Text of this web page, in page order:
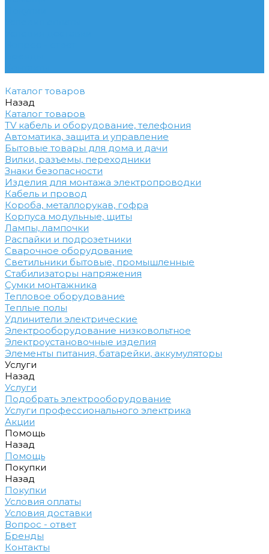
Каталог товаров
Назад
Каталог товаров
TV кабель и оборудование, телефония
Автоматика, защита и управление
Бытовые товары для дома и дачи
Вилки, разъемы, переходники
Знаки безопасности
Изделия для монтажа электропроводки
Кабель и провод
Короба, металлорукав, гофра
Корпуса модульные, щиты
Лампы, лампочки
Распайки и подрозетники
Сварочное оборудование
Светильники бытовые, промышленные
Стабилизаторы напряжения
Сумки монтажника
Тепловое оборудование
Теплые полы
Удлинители электрические
Электрооборудование низковольтное
Электроустановочные изделия
Элементы питания, батарейки, аккумуляторы
Услуги
Назад
Услуги
Подобрать электрооборудование
Услуги профессионального электрика
Акции
Помощь
Назад
Помощь
Покупки
Назад
Покупки
Условия оплаты
Условия доставки
Вопрос - ответ
Бренды
Контакты